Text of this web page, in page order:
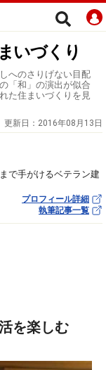
いづくり
へのさりげない目配
「和」の演出が似合
た住まいづくりを見
更新日： 2016年08月13日
で手がけるベテラン建
プロフィール詳細
執筆記事一覧
を楽しむ